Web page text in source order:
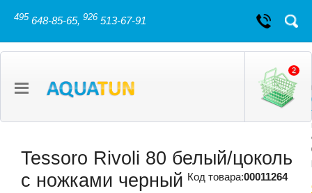
495 648-85-65, 926 513-67-91
2
Tessoro Rivoli 80 белый/цоколь
с ножками черный Код товара:00011264